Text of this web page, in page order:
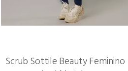
Scrub Sottile Beauty Feminino